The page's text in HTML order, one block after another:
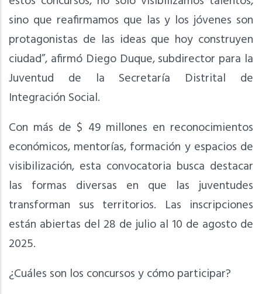
sino que reafirmamos que las y los jóvenes son
protagonistas de las ideas que hoy construyen
ciudad”, afirmó Diego Duque, subdirector para la
Juventud de la Secretaría Distrital de
Integración Social.
Con más de $ 49 millones en reconocimientos
económicos, mentorías, formación y espacios de
visibilización, esta convocatoria busca destacar
las formas diversas en que las juventudes
transforman sus territorios. Las inscripciones
están abiertas del 28 de julio al 10 de agosto de
2025.
¿Cuáles son los concursos y cómo participar?